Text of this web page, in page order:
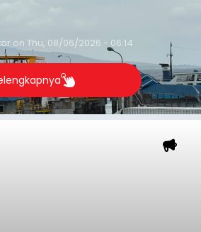
8/2026).
on Thu, 08/06/2026 - 06:14